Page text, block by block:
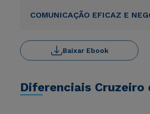
COMUNICAÇÃO EFICAZ E
Baixar Ebook
Diferenciais Cruzeiro